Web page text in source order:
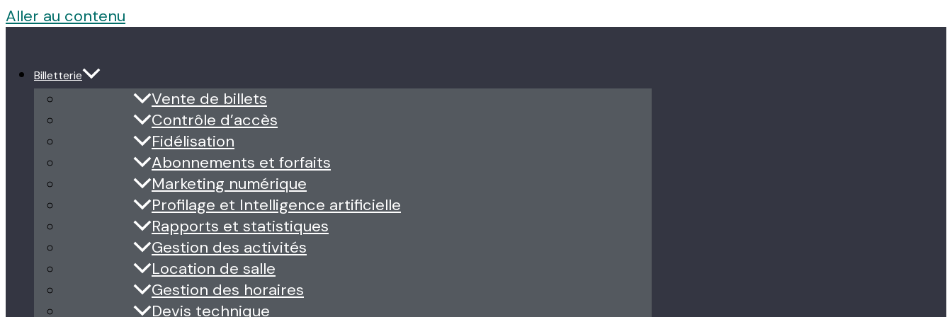
Aller au contenu
Billetterie
Vente de billets
Contrôle d’accès
Fidélisation
Abonnements et forfaits
Marketing numérique
Profilage et Intelligence artificielle
Rapports et statistiques
Gestion des activités
Location de salle
Gestion des horaires
Devis technique